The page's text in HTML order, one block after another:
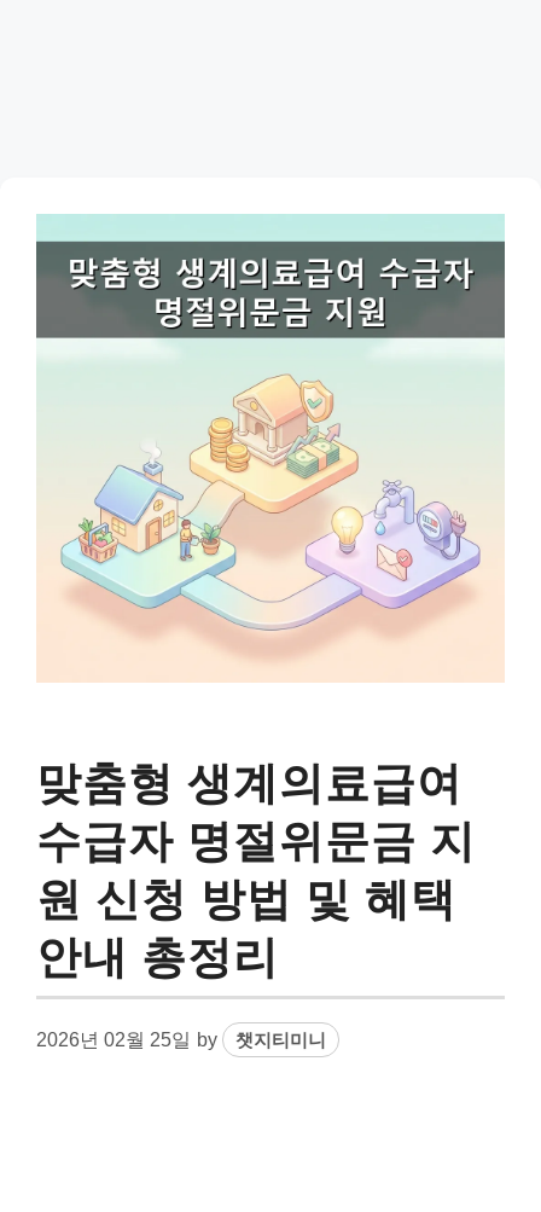
맞춤형 생계의료급여
수급자 명절위문금 지
원 신청 방법 및 혜택
안내 총정리
2026년 02월 25일 by 챗지티미니